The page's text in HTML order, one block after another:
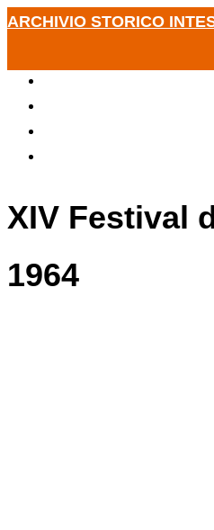
ARCHIVIO STORICO
XIV Festival
1964